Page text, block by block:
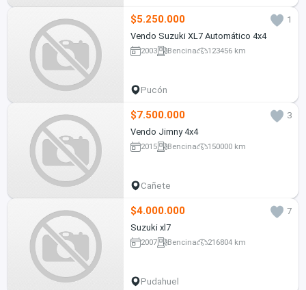
$5.250.000
1
Vendo Suzuki XL7 Automático 4x4
2003 Bencina 123456 km
Pucón
$7.500.000
3
Vendo Jimny 4x4
2015 Bencina 150000 km
Cañete
$4.000.000
7
Suzuki xl7
2007 Bencina 216804 km
Pudahuel